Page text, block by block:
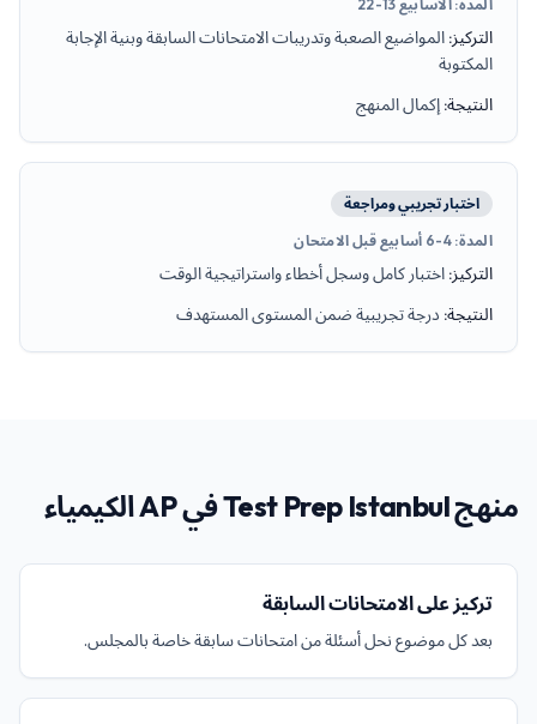
المدة:الأسابيع 13-22
التركيز: المواضيع الصعبة وتدريبات الامتحانات السابقة وبنية الإجابة
المكتوبة
النتيجة: إكمال المنهج
اختبار تجريبي ومراجعة
المدة:4-6 أسابيع قبل الامتحان
التركيز: اختبار كامل وسجل أخطاء واستراتيجية الوقت
النتيجة: درجة تجريبية ضمن المستوى المستهدف
منهج Test Prep Istanbul في AP الكيمياء
تركيز على الامتحانات السابقة
بعد كل موضوع نحل أسئلة من امتحانات سابقة خاصة بالمجلس.